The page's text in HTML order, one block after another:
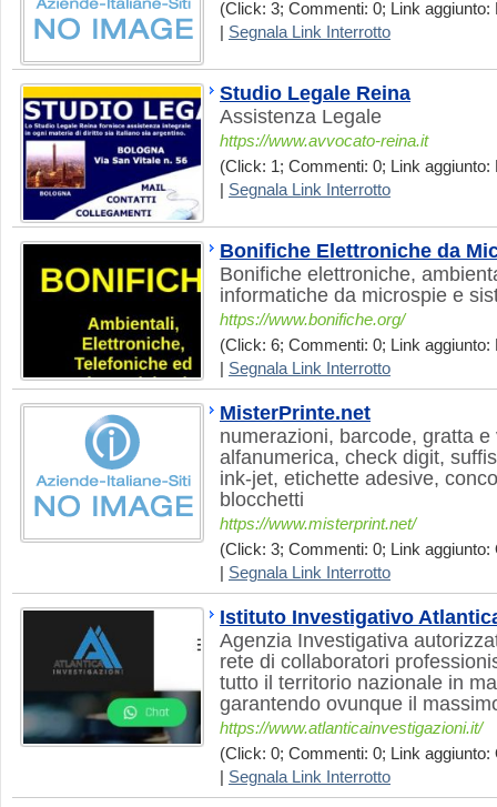
(Click: 3; Commenti: 0; Link aggiunto:
Segnala Link Interrotto
Studio Legale Reina
Assistenza Legale
https://www.avvocato-reina.it
(Click: 1; Commenti: 0; Link aggiunto:
Segnala Link Interrotto
Bonifiche Elettroniche da
Bonifiche elettroniche,
informatiche da microspie e
https://www.bonifiche.org/
(Click: 6; Commenti: 0; Link aggiunto:
Segnala Link Interrotto
MisterPrinte.net
numerazioni, barcode, gratta
alfanumerica, check digit,
ink-jet, etichette adesive,
blocchetti
https://www.misterprint.net/
(Click: 3; Commenti: 0; Link aggiunto:
Segnala Link Interrotto
Istituto Investigativo
Agenzia Investigativa
rete di collaboratori
tutto il territorio nazionale in
garantendo ovunque il
https://www.atlanticainvestigazioni.it/
(Click: 0; Commenti: 0; Link aggiunto:
Segnala Link Interrotto